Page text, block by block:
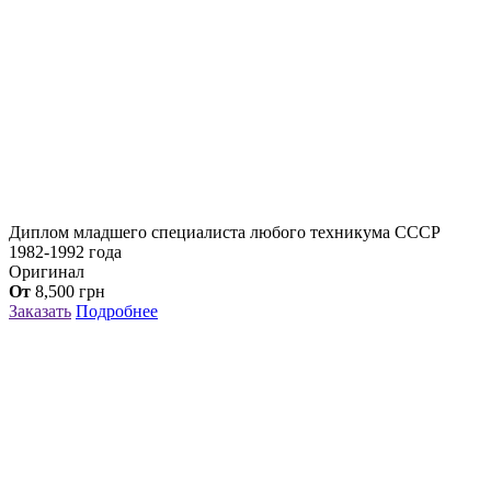
Диплом младшего специалиста любого техникума СССР
1982-1992 года
Оригинал
От 8,500 грн
Заказать Подробнее